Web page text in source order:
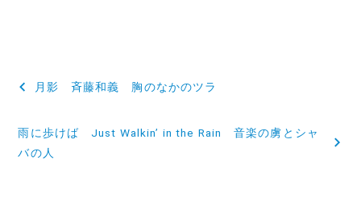
投
ナ
月影 斉藤和義 胸のなかのツラ
雨に歩けば Just Walkin’ in the Rain 音楽の虜とシャ
バの人